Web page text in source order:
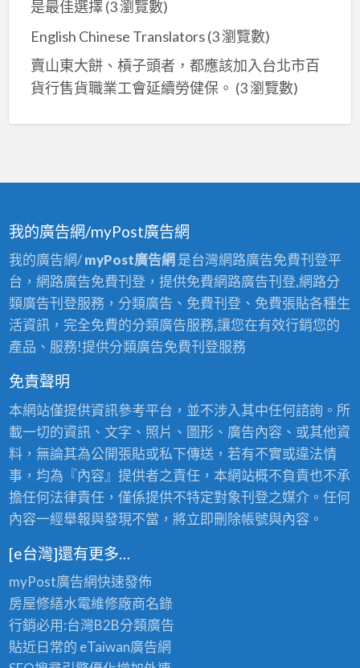
是最佳選擇(3 瀏覽數)
English Chinese Translators(3 瀏覽數)
賣山東大餅、槓子頭者，都應該加入台北市百
貨行售貨職業工會延續勞健保。 (3 瀏覽數)
我的廣告網/myPost廣告網
我的廣告網/myPost廣告網 是台灣網路廣告免費刊登平
台，網路廣告免費刊登，提供免費網路廣告刊登,網路分
類廣告刊登服務，分類廣告、免費刊登、免費張貼各種生
活資訊，完全免費的分類廣告服務,讓您在有效行銷您的
產品、服務!提供分類廣告免費刊登服務
免責聲明
本網站僅提供資訊參考平台，並不涉入其中任何諮詢。所
載一切的資訊、文字、照片、圖形、廣告內容、或其他資
料，無論其為公開張貼或私下傳送，若有不實或違法情
事，均為『內容』提供者之責任，本網站概不負責也不承
擔任何法律責任，僅係提供不特定對象刊登之媒介。任何
內容一經舉報與發現不當，將立即刪除帳號與內容。
[e台灣]還有更多…
myPost廣告網快速發佈
房屋修繕水電維修廠商名錄
行銷必用:台灣B2B分類廣告
貼近日常的 eTaiwan廣告網